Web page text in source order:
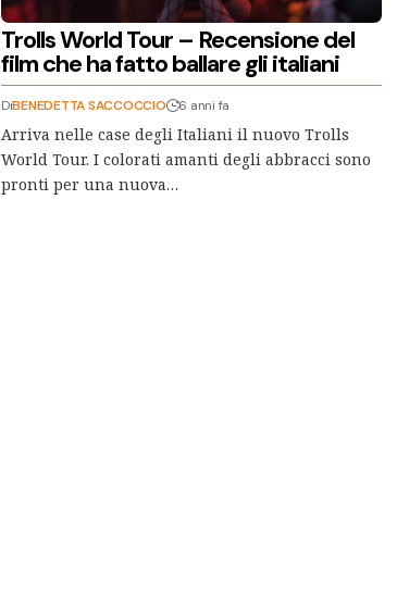
Trolls World Tour – Recensione del
film che ha fatto ballare gli italiani
DiBENEDETTA SACCOCCIO 6 anni fa
Arriva nelle case degli Italiani il nuovo Trolls
World Tour. I colorati amanti degli abbracci sono
pronti per una nuova…